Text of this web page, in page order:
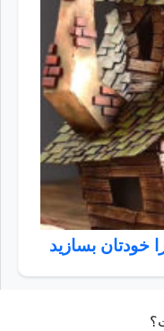
خودتان بسازید